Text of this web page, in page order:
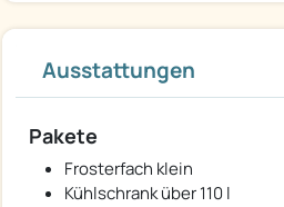
Ausstattungen
Pakete
Frosterfach klein
Kühlschrank über 110 l